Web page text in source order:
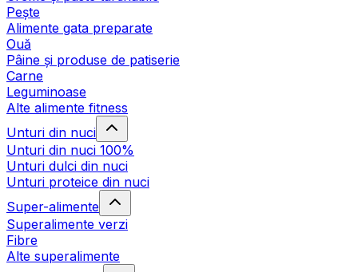
Pește
Alimente gata preparate
Ouă
Pâine și produse de patiserie
Carne
Leguminoase
Alte alimente fitness
Unturi din nuci
Unturi din nuci 100%
Unturi dulci din nuci
Unturi proteice din nuci
Super-alimente
Superalimente verzi
Fibre
Alte superalimente